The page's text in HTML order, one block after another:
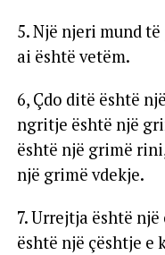
5. Një njeri mund
ai është vetëm.
6, Çdo ditë është
ngritje është një
është një grimë
një grimë vdekje.
7. Urrejtja është
është një çështje e